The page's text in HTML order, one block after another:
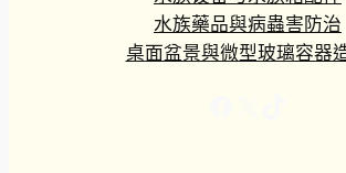
水族藥品與病蟲害防治
桌面盆景與微型玻璃容器